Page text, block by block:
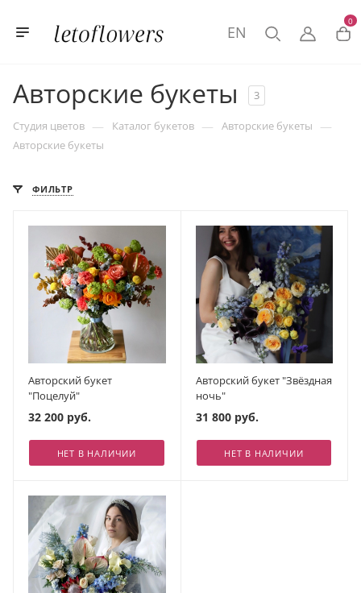
0
EN
Авторские букеты 3
Студия цветов — Каталог букетов — Авторские букеты —
Авторские букеты
ФИЛЬТР
Авторский букет
"Поцелуй"
32 200 руб.
НЕТ В НАЛИЧИИ
Авторский букет "Звёздная
ночь"
31 800 руб.
НЕТ В НАЛИЧИИ